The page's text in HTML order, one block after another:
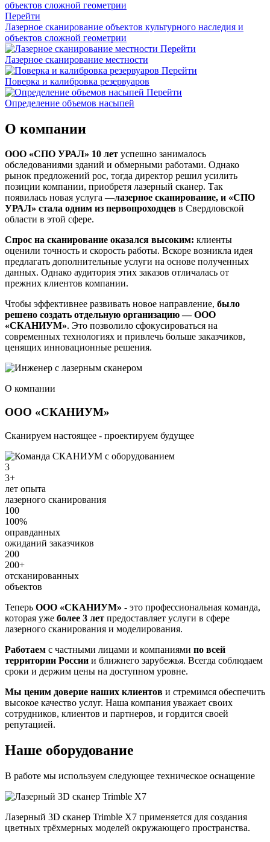
Перейти
Лазерное сканирование объектов культурного наследия и
объектов сложной геометрии
Перейти
Лазерное сканирование местности
Перейти
Поверка и калибровка резервуаров
Перейти
Определение объемов насы​​пей
О компании
ООО «СПО УРАЛ» 10 лет успешно занималось
обследованиями зданий и обмерными работами. Однако
рынок предложений рос, тогда директор решил усилить
позиции компании, приобретя лазерный сканер. Так
появилась новая услуга —лазерное сканирование, и «СПО
УРАЛ» стала одним из первопроходцев в Свердловской
области в этой сфере.
Спрос на сканирование оказался высоким: клиенты
оценили точность и скорость работы. Вскоре возникла идея
предлагать дополнительные услуги на основе полученных
данных. Однако аудитория этих заказов отличалась от
прежних клиентов компании.
Чтобы эффективнее развивать новое направление, было
решено создать отдельную организацию — ООО
«СКАНИУМ». Это позволило сфокусироваться на
современных технологиях и привлечь больше заказчиков,
ценящих инновационные решения.
О компании
ООО «СКАНИУМ»
Сканируем настоящее - проектируем будущее
3
3+
лет опыта
лазерного сканирования
100
100%
оправданных
ожиданий заказчиков
200
200+
отсканированных
объектов
Теперь ООО «СКАНИУМ» - это профессиональная команда,
которая уже более 3 лет предоставляет услуги в сфере
лазерного сканирования и моделирования.
Работаем с частными лицами и компаниями по всей
территории России и ближнего зарубежья. Всегда соблюдаем
сроки и держим цены на доступном уровне.
Мы ценим доверие наших клиентов и стремимся обеспечить
высокое качество услуг. Наша компания уважает своих
сотрудников, клиентов и партнеров, и гордится своей
репутацией.
Наше оборудование
В работе мы используем следующее техническое оснащение
Лазерный 3D сканер Trimble X7 применяется для создания
цветных трёхмерных моделей окружающего пространства.